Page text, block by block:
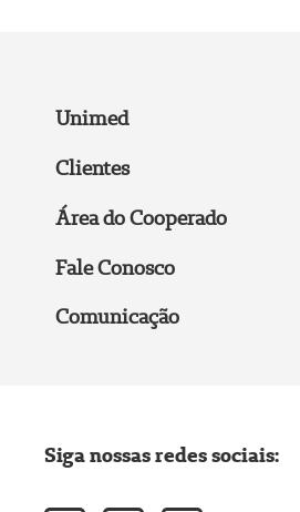
Unimed
Clientes
Área do Cooperado
Fale Conosco
Comunicação
Siga nossas redes sociais: